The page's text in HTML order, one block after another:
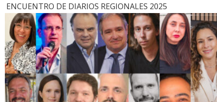
ENCUENTRO DE DIARIOS REGIONALES 2025